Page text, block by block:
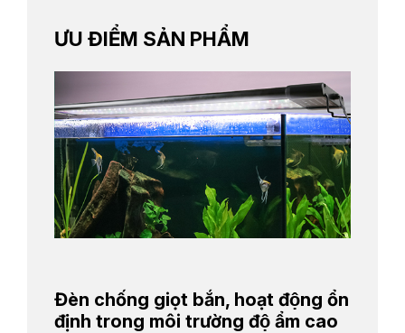
ƯU ĐIỂM SẢN PHẨM
Đèn chống giọt bắn, hoạt động ổn
định trong môi trường độ ẩm cao